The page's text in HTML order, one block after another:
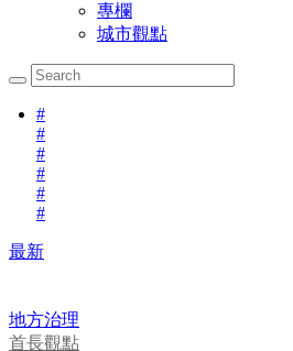
專欄
城市觀點
#
#
#
#
#
#
最新
地方治理
首長觀點